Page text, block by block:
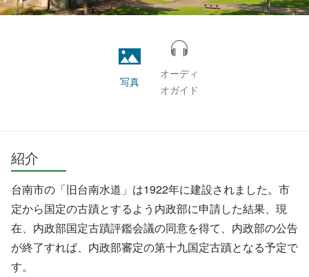
写真
オーディ
オガイド
紹介
台南市の「旧台南水道」は1922年に建設されました。市
定から国定の古蹟とするよう内政部に申請した結果、現
在、内政部国定古蹟評鑑会議の同意を得て、内政部の公告
が終了すれば、内政部審定の第十九国定古蹟となる予定で
す。